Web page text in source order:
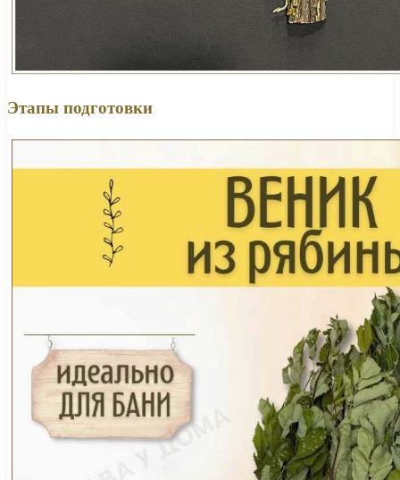
Этапы подготовки